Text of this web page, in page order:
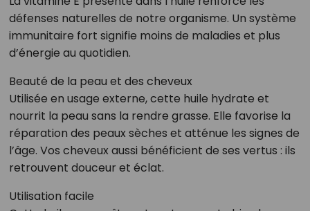
défenses naturelles de notre organisme. Un système
immunitaire fort signifie moins de maladies et plus
d’énergie au quotidien.
Beauté de la peau et des cheveux
Utilisée en usage externe, cette huile hydrate et
nourrit la peau sans la rendre grasse. Elle favorise la
réparation des peaux sèches et atténue les signes de
l’âge. Vos cheveux aussi bénéficient de ses vertus : ils
retrouvent douceur et éclat.
Utilisation facile